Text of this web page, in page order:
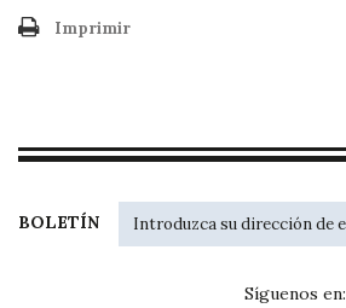
Imprimir
BOLETÍN
Síguenos en: